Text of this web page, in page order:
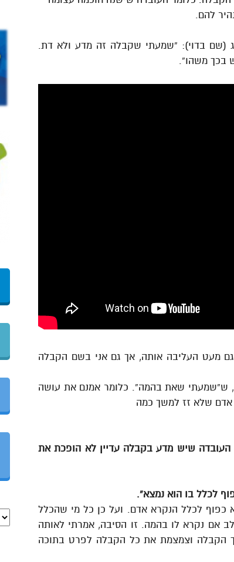
להם.
(שם בדוי): “שמעתי שקבלה זה מדע ולא דת.
בכך משהו”.
מעט העליבה אותה, אך גם אני בשם הקבלה
ש”שמעתי שאת בהמה”. כלומר אמנם את עושה
שלא זז למשך כמה
שיש מדע בקבלה עדיין לא הופכת את
לכלל בו הוא נמצא”.
כפוף לכלל הנקרא אדם. ועל כן כל מי שהכלל
אם נקרא לו בהמה. זו הסיבה, אמרתי לאותה
הקבלה וצמצמת את כל הקבלה לפרט בתוכה